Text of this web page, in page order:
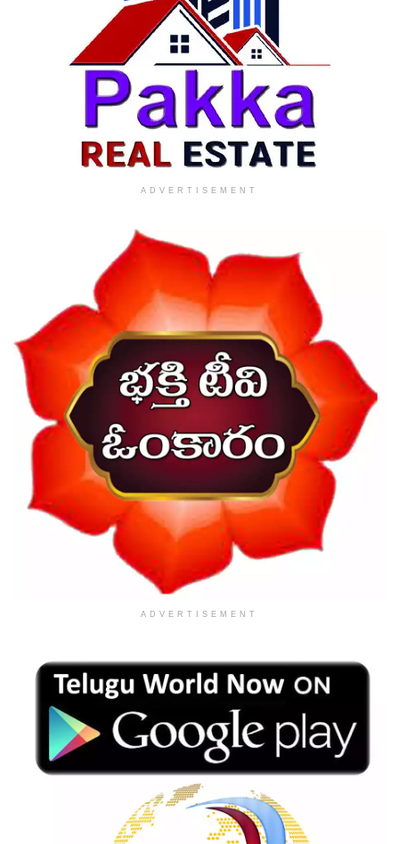
ADVERTISEMENT
ADVERTISEMENT